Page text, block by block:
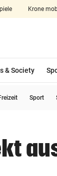
Krone
aufklappen
& Society
Sport